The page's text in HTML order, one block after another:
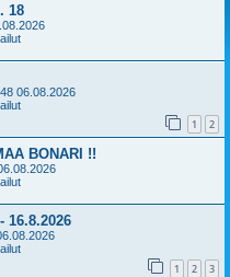
18
06.08.2026
1 2
BONARI !!
16.8.2026
1 2 3